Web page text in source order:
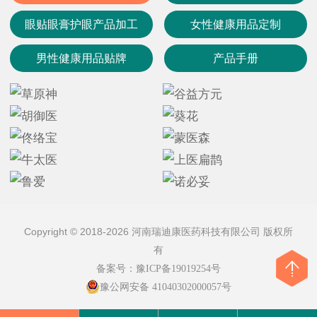
眼贴眼膏护眼产品加工 女性健康用品定制
男性健康用品贴牌 产品手册
Copyright © 2018-2026 河南瑞迪康医药科技有限公司 版权所
有
备案号： 豫ICP备19019254号
豫公网安备 41040302000057号